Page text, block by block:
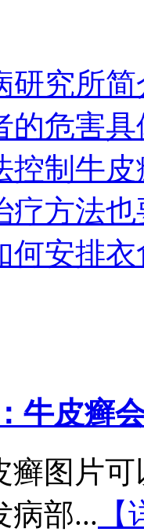
研究所简
的危害
控制牛
疗方法也
何安排
牛皮癣
癣图片
病部...